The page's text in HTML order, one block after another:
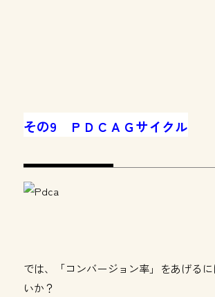
その9 ＰＤＣＡＧサイクル
では、「コンバージョン率」をあげる
いか？